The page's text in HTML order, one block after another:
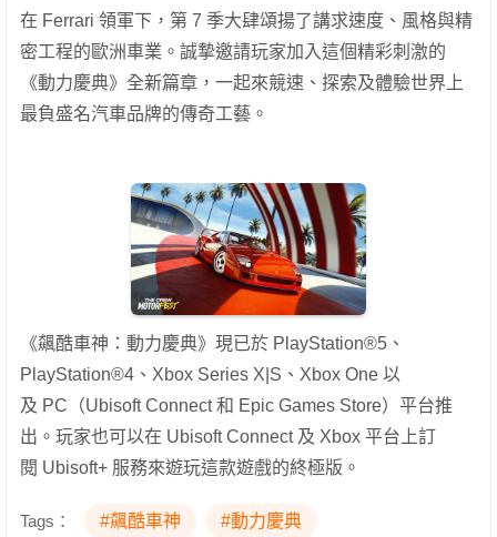
在 Ferrari 領軍下，第 7 季大肆頌揚了講求速度、風格與精
密工程的歐洲車業。誠摯邀請玩家加入這個精彩刺激的
《動力慶典》全新篇章，一起來競速、探索及體驗世界上
最負盛名汽車品牌的傳奇工藝。
《飆酷車神：動力慶典》現已於 PlayStation®5、
PlayStation®4、Xbox Series X|S、Xbox One 以
及 PC（Ubisoft Connect 和 Epic Games Store）平台推
出。玩家也可以在 Ubisoft Connect 及 Xbox 平台上訂
閱 Ubisoft+ 服務來遊玩這款遊戲的終極版。
Tags： #飆酷車神 #動力慶典